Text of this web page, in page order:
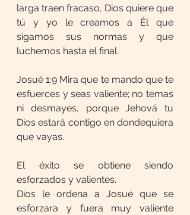
larga traen fracaso, Dios quiere que
tú y yo le creamos a Él que
sigamos sus normas y que
luchemos hasta el final.
Josué 1:9 Mira que te mando que te
esfuerces y seas valiente; no temas
ni desmayes, porque Jehová tu
Dios estará contigo en dondequiera
que vayas.
El éxito se obtiene siendo
esforzados y valientes.
Dios le ordena a Josué que se
esforzara y fuera muy valiente